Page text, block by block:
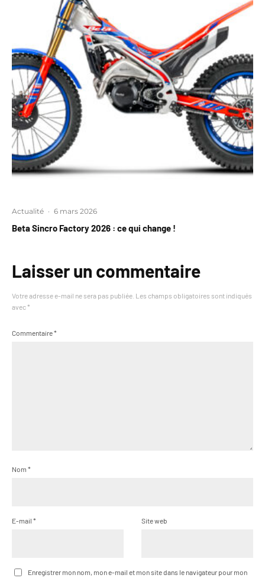
Actualité · 6 mars 2026
Beta Sincro Factory 2026 : ce qui change !
Laisser un commentaire
Votre adresse e-mail ne sera pas publiée. Les champs obligatoires sont indiqués
avec *
Commentaire*
Nom *
E-mail * Site web
Enregistrer mon nom, mon e-mail et mon site dans le navigateur pour mon